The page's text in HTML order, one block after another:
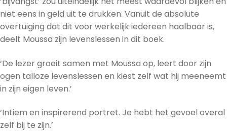
niet eens in geld uit te drukken. Vanuit de absolute
overtuiging dat dit voor werkelijk iedereen haalbaar is,
deelt Moussa zijn levenslessen in dit boek.
‘De lezer groeit samen met Moussa op, leert door zijn
ogen talloze levenslessen en kiest zelf wat hij meeneemt
in zijn eigen leven.’
‘Intiem en inspirerend portret. Je hebt het gevoel overal
zelf bij te zijn.’